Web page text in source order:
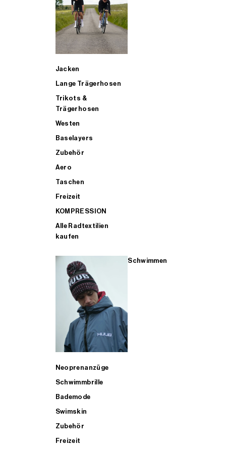
Jacken
Lange Trägerhosen
Trikots &
Trägerhosen
Westen
Baselayers
Zubehör
Aero
Taschen
Freizeit
KOMPRESSION
Alle Radtextilien
kaufen
Schwimmen
Neoprenanzüge
Schwimmbrille
Bademode
Swimskin
Zubehör
Freizeit
ALLE TRIATHLONARTIKEL FÜR MÄNNER KAUFEN